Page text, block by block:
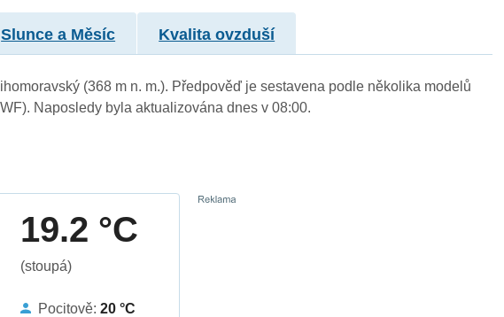
Slunce a Měsíc Kvalita ovzduší
(368 m n. m.). Předpověď je sestavena podle několika modelů
Naposledy byla aktualizována dnes v 08:00.
19.2 °C
(stoupá)
Pocitově:20 °C